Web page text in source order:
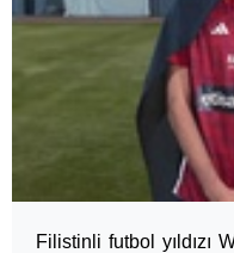
Filistinli futbol yıldızı